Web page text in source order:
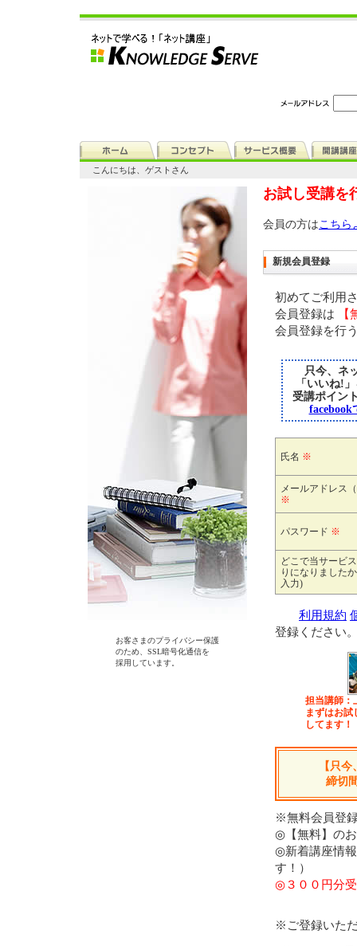
こんにちは、ゲストさん
お客さまのプライバシー保護
のため、SSL暗号化通信を
採用しています。
お試し受講を
会員の方はこちら
新規会員登録
初めてご利用
会員登録は 【
会員登録を行
只今、ネ
「いいね!
受講ポイン
facebook
氏名 ※
メールアドレス
※
パスワード ※
どこで当サービ
りになりました
入力)
利用規約
登録ください
担当講師
まずはお試
してます！
【只
締切
※無料会員登
◎【無料】の
◎新着講座情
す！）
◎３００円分
※ご登録いた